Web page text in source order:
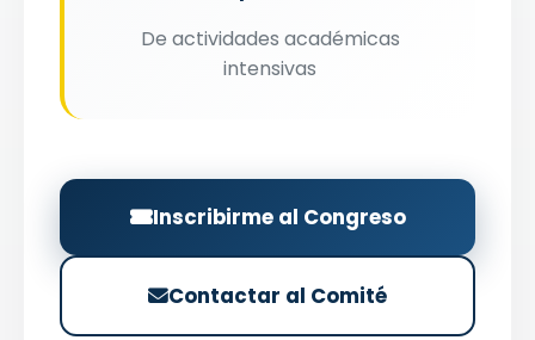
De actividades académicas
intensivas
Inscribirme al Congreso
Contactar al Comité